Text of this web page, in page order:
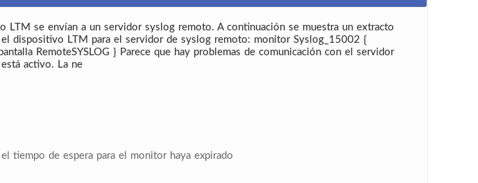
se envían a un servidor syslog remoto. A continuación se muestra un extracto
dispositivo LTM para el servidor de syslog remoto: monitor Syslog_15002 {
RemoteSYSLOG } Parece que hay problemas de comunicación con el servidor
activo. La ne
tiempo de espera para el monitor haya expirado